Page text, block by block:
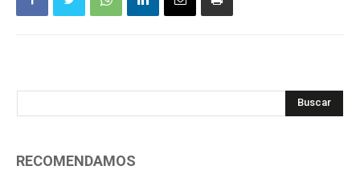
Buscar
RECOMENDAMOS